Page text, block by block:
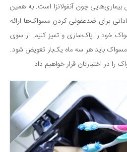
بیماری‌هایی چون آنفولانزا است. به همین
برای ضدعفونی کردن مسواک‌ها ارائه
خود را پاک‌سازی و تمیز کنیم. از سوی
مسواک باید هر سه ماه یک‌بار تعویض شود.